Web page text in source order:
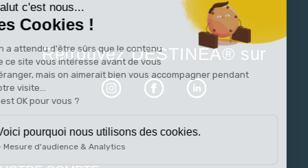
Salut c'est nous...
les Cookies !
On a attendu d'être sûrs que le contenu
de ce site vous intéresse avant de vous
déranger, mais on aimerait bien vous accompagner pendant
votre visite...
C'est OK pour vous ?
Voici pourquoi nous utilisons des cookies.
Mesure d'audience & Analytics
Retrouvez DESTINEA® sur